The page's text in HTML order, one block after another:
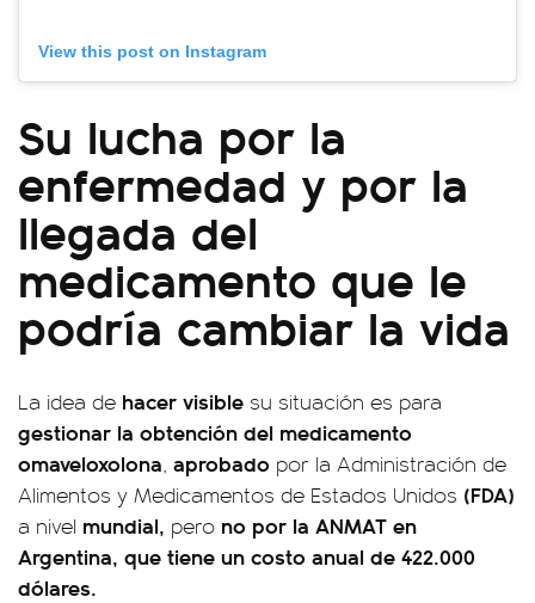
View this post on Instagram
Su lucha por la
enfermedad y por la
llegada del
medicamento que le
podría cambiar la vida
La idea de hacer visible su situación es para
gestionar la obtención del medicamento
omaveloxolona, aprobado por la Administración de
Alimentos y Medicamentos de Estados Unidos (FDA)
a nivel mundial, pero no por la ANMAT en
Argentina, que tiene un costo anual de 422.000
dólares.